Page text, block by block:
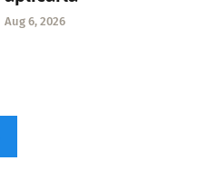
Aug 6, 2026